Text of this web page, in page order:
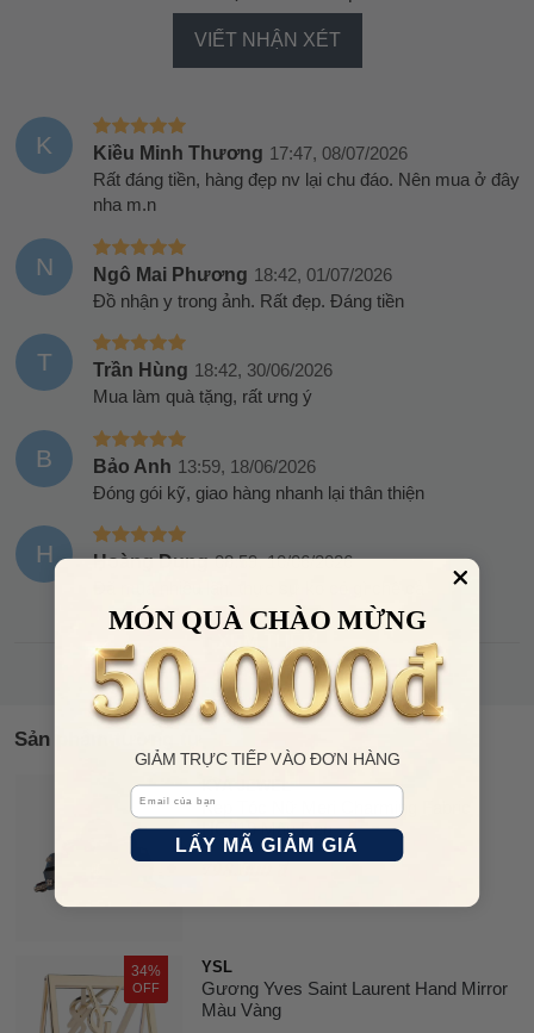
VIẾT NHẬN XÉT
K Kiều Minh Thương 17:47, 08/07/2026
Rất đáng tiền, hàng đẹp nv lại chu đáo. Nên mua ở đây
nha m.n
N Ngô Mai Phương 18:42, 01/07/2026
Đồ nhận y trong ảnh. Rất đẹp. Đáng tiền
T Trần Hùng 18:42, 30/06/2026
Mua làm quà tặng, rất ưng ý
B Bảo Anh 13:59, 18/06/2026
Đóng gói kỹ, giao hàng nhanh lại thân thiện
H Hoàng Dung 08:59, 10/06/2026
Sản phẩm tương tự
KYA JEWEL
Kẹp Tóc Nữ Meri Charming Fabric
HC219 Màu Đen
798.000 đ
34%
OFF
YSL
Gương Yves Saint Laurent Hand Mirror
Màu Vàng
MÓN QUÀ CHÀO MỪNG
GIẢM TRỰC TIẾP VÀO ĐƠN HÀNG
Email
LẤY MÃ GIẢM GIÁ